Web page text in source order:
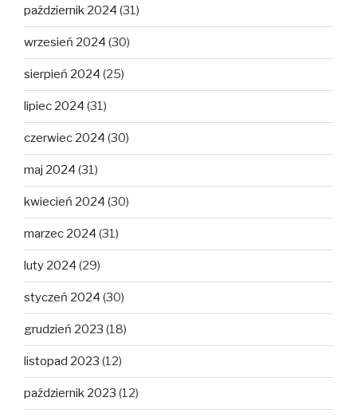
październik 2024 (31)
wrzesień 2024 (30)
sierpień 2024 (25)
lipiec 2024 (31)
czerwiec 2024 (30)
maj 2024 (31)
kwiecień 2024 (30)
marzec 2024 (31)
luty 2024 (29)
styczeń 2024 (30)
grudzień 2023 (18)
listopad 2023 (12)
październik 2023 (12)